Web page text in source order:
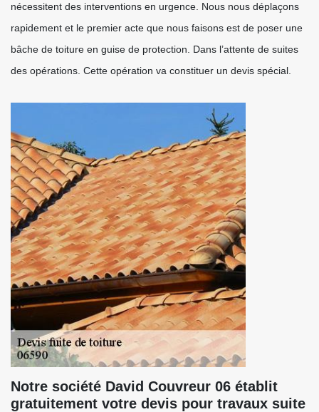
nécessitent des interventions en urgence. Nous nous déplaçons
rapidement et le premier acte que nous faisons est de poser une
bâche de toiture en guise de protection. Dans l’attente de suites
des opérations. Cette opération va constituer un devis spécial.
Notre société David Couvreur 06 établit
gratuitement votre devis pour travaux suite